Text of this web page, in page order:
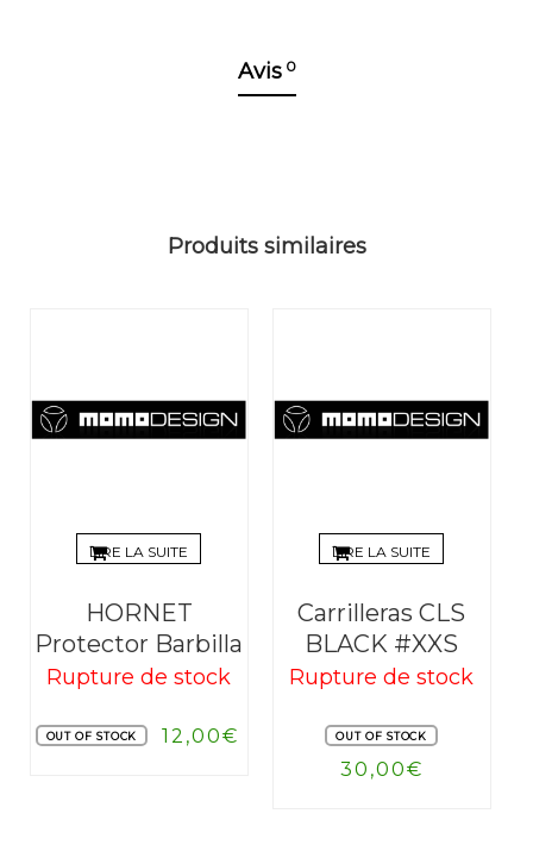
Avis 0
Produits similaires
LIRE LA SUITE
HORNET
Protector Barbilla
Rupture de stock
OUT OF STOCK 12,00€
LIRE LA SUITE
Carrilleras CLS
BLACK #XXS
Rupture de stock
OUT OF STOCK
30,00€